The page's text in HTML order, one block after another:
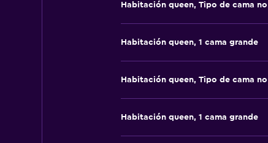
Habitación queen, Tipo de cama
Habitación queen, 1 cama grande
Habitación queen, Tipo de cama
Habitación queen, 1 cama grande